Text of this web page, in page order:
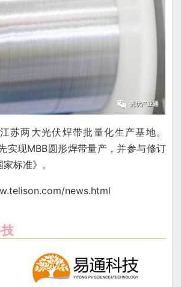
苏两大光伏焊带批量化生产基地。
实现MBB圆形焊带量产，并参与修订
标准》。
news.html